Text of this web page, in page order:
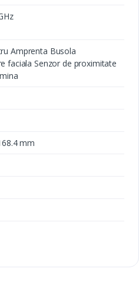
Amprenta Busola
faciala Senzor de proximitate
mm